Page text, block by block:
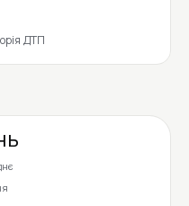
ДТП